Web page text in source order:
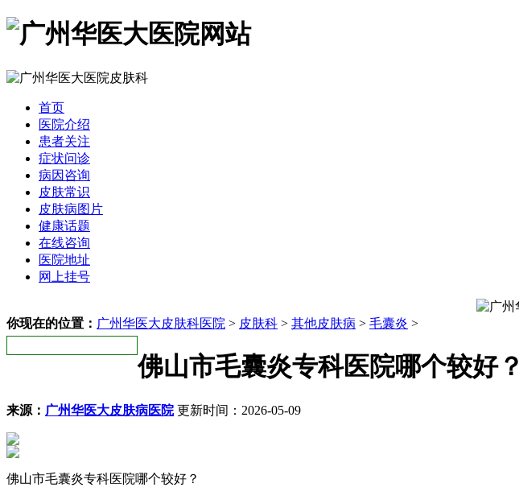
首页
医院介绍
患者关注
症状问诊
病因咨询
皮肤常识
皮肤病图片
健康话题
在线咨询
医院地址
网上挂号
你现在的位置： 广州华医大皮肤科医院 > 皮肤科 > 其他皮肤病 > 毛囊炎 >
佛山市毛囊炎专科医院哪个较好？
来源： 广州华医大皮肤病医院更新时间：2026-05-09
佛山市毛囊炎专科医院哪个较好？